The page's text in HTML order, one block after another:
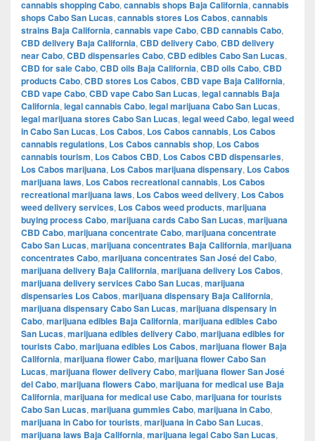
cannabis shopping Cabo, cannabis shops Baja California, cannabis
shops Cabo San Lucas, cannabis stores Los Cabos, cannabis
strains Baja California, cannabis vape Cabo, CBD cannabis Cabo,
CBD delivery Baja California, CBD delivery Cabo, CBD delivery
near Cabo, CBD dispensaries Cabo, CBD edibles Cabo San Lucas,
CBD for sale Cabo, CBD oils Baja California, CBD oils Cabo, CBD
products Cabo, CBD stores Los Cabos, CBD vape Baja California,
CBD vape Cabo, CBD vape Cabo San Lucas, legal cannabis Baja
California, legal cannabis Cabo, legal marijuana Cabo San Lucas,
legal marijuana stores Cabo San Lucas, legal weed Cabo, legal weed
in Cabo San Lucas, Los Cabos, Los Cabos cannabis, Los Cabos
cannabis regulations, Los Cabos cannabis shop, Los Cabos
cannabis tourism, Los Cabos CBD, Los Cabos CBD dispensaries,
Los Cabos marijuana, Los Cabos marijuana dispensary, Los Cabos
marijuana laws, Los Cabos recreational cannabis, Los Cabos
recreational marijuana laws, Los Cabos weed delivery, Los Cabos
weed delivery services, Los Cabos weed products, marijuana
buying process Cabo, marijuana cards Cabo San Lucas, marijuana
CBD Cabo, marijuana concentrate Cabo, marijuana concentrate
Cabo San Lucas, marijuana concentrates Baja California, marijuana
concentrates Cabo, marijuana concentrates San José del Cabo,
marijuana delivery Baja California, marijuana delivery Los Cabos,
marijuana delivery services Cabo San Lucas, marijuana
dispensaries Los Cabos, marijuana dispensary Baja California,
marijuana dispensary Cabo San Lucas, marijuana dispensary in
Cabo, marijuana edibles Baja California, marijuana edibles Cabo
San Lucas, marijuana edibles delivery Cabo, marijuana edibles for
tourists Cabo, marijuana edibles Los Cabos, marijuana flower Baja
California, marijuana flower Cabo, marijuana flower Cabo San
Lucas, marijuana flower delivery Cabo, marijuana flower San José
del Cabo, marijuana flowers Cabo, marijuana for medical use Baja
California, marijuana for medical use Cabo, marijuana for tourists
Cabo San Lucas, marijuana gummies Cabo, marijuana in Cabo,
marijuana in Cabo for tourists, marijuana in Cabo San Lucas,
marijuana laws Baja California, marijuana legal Cabo San Lucas,